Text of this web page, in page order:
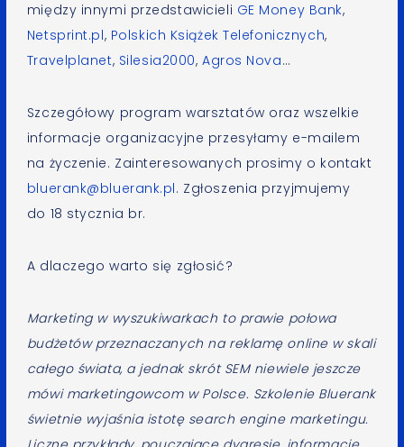
między innymi przedstawicieli GE Money Bank,
Netsprint.pl, Polskich Książek Telefonicznych,
Travelplanet, Silesia2000,Agros Nova…
Szczegółowy program warsztatów oraz wszelkie
informacje organizacyjne przesyłamy e-mailem
na życzenie. Zainteresowanych prosimy o kontakt
bluerank@bluerank.pl. Zgłoszenia przyjmujemy
do 18 stycznia br.
A dlaczego warto się zgłosić?
Marketing w wyszukiwarkach to prawie połowa
budżetów przeznaczanych na reklamę online w skali
całego świata, a jednak skrót SEM niewiele jeszcze
mówi marketingowcom w Polsce. Szkolenie Bluerank
świetnie wyjaśnia istotę search engine marketingu.